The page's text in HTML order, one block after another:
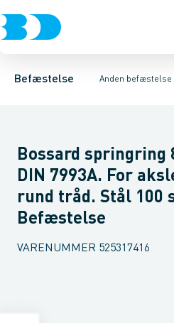
Befæstelse Anden befæstelse
Bolte & sætskruerMøtrikker
Opklodsning Hæfteklammer-
Udvendige låseringeIndvendige
Bossard springring
DIN 7993A. For
rund tråd. Stål 100
Befæstelse
VARENUMMER 525317416